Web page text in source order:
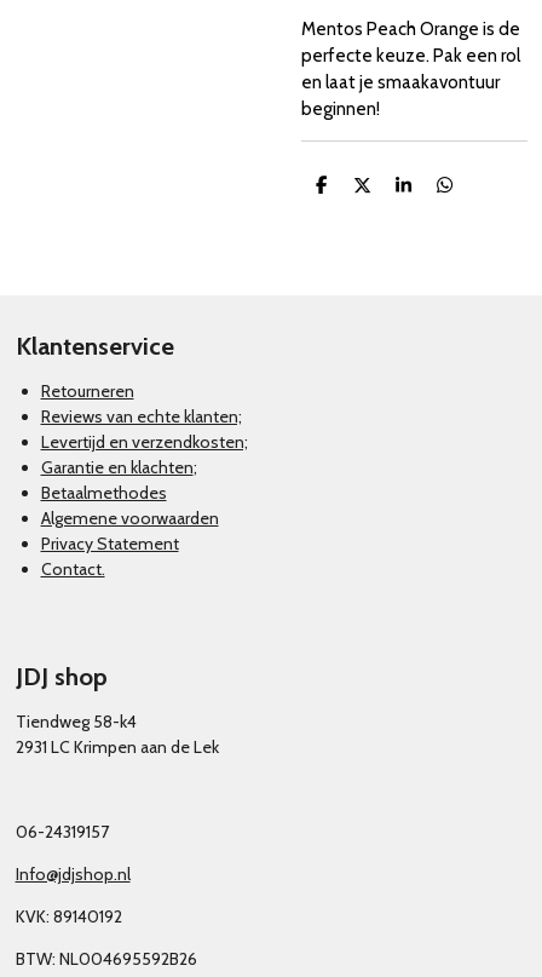
Mentos Peach Orange is de
perfecte keuze. Pak een rol
en laat je smaakavontuur
beginnen!
D
D
S
D
Klantenservice
Retourneren
Reviews van echte klanten;
Levertijd en verzendkosten;
Garantie en klachten;
Betaalmethodes
Algemene voorwaarden
Privacy Statement
Contact.
JDJ shop
Tiendweg 58-k4
2931 LC Krimpen aan de Lek
06-24319157
Info@jdjshop.nl
KVK: 89140192
BTW: NL004695592B26